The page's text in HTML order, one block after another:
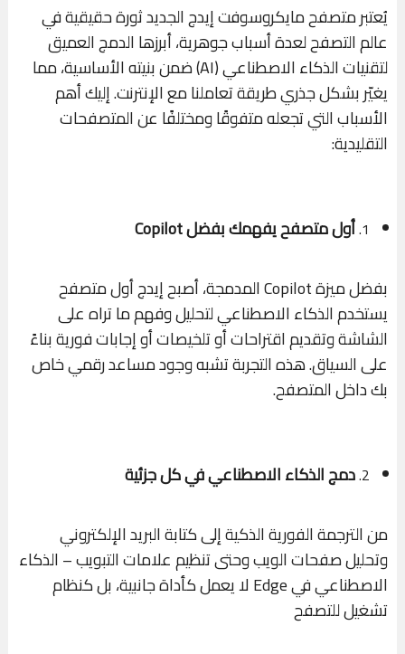
يُعتبر متصفح مايكروسوفت إيدج الجديد ثورة حقيقية في
عالم التصفح لعدة أسباب جوهرية، أبرزها الدمج العميق
لتقنيات الذكاء الاصطناعي (AI) ضمن بنيته الأساسية، مما
يغيّر بشكل جذري طريقة تعاملنا مع الإنترنت. إليك أهم
الأسباب التي تجعله متفوقًا ومختلفًا عن المتصفحات
التقليدية:
1. أول متصفح يفهمك بفضل Copilot
بفضل ميزة Copilot المدمجة، أصبح إيدج أول متصفح
يستخدم الذكاء الاصطناعي لتحليل وفهم ما تراه على
الشاشة وتقديم اقتراحات أو تلخيصات أو إجابات فورية بناءً
على السياق. هذه التجربة تشبه وجود مساعد رقمي خاص
بك داخل المتصفح.
2. دمج الذكاء الاصطناعي في كل جزئية
من الترجمة الفورية الذكية إلى كتابة البريد الإلكتروني
وتحليل صفحات الويب وحتى تنظيم علامات التبويب – الذكاء
الاصطناعي في Edge لا يعمل كأداة جانبية، بل كنظام
تشغيل للتصفح